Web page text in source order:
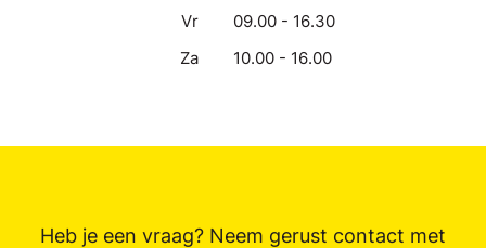
Vr
09.00 - 16.30
Za
10.00 - 16.00
Heb je een vraag? Neem gerust contact met